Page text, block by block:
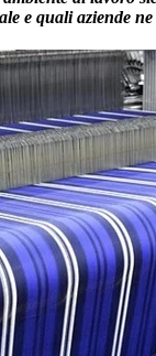
e quali aziende